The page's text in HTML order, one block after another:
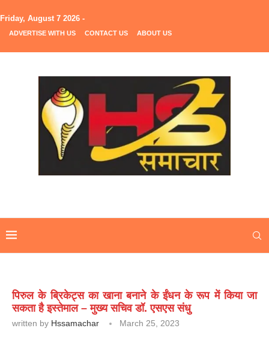
Friday, August 7 2026 -
ADVERTISE WITH US CONTACT US ABOUT US
पिरुल के ब्रिकेट्स का खाना बनाने के ईंधन के रूप में किया जा
सकता है इस्तेमाल – मुख्य सचिव डॉ. एसएस संधु
written by Hssamachar March 25, 2023